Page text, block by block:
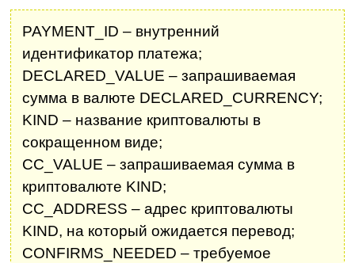
PAYMENT_ID – внутренний
идентификатор платежа;
DECLARED_VALUE – запрашиваемая
сумма в валюте DECLARED_CURRENCY;
KIND – название криптовалюты в
сокращенном виде;
CC_VALUE – запрашиваемая сумма в
криптовалюте KIND;
CC_ADDRESS – адрес криптовалюты
KIND, на который ожидается перевод;
CONFIRMS_NEEDED – требуемое